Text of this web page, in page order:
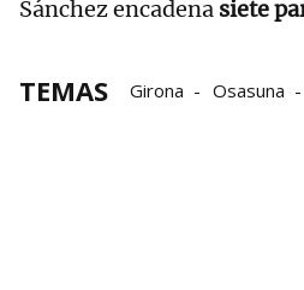
Sánchez encadena siete
TEMAS Girona Osasuna